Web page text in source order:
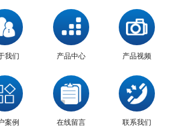
我们 产品中心 产品视频
案例 在线留言 联系我们